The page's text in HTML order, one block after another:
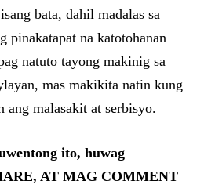
bata, dahil madalas sa
pinakatapat na katotohanan
natuto tayong makinig sa
mas makikita natin kung
ang malasakit at serbisyo.
ito, huwag
AT MAG COMMENT